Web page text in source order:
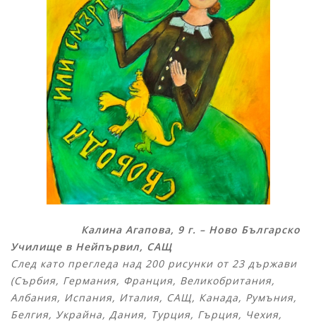
Калина Агапова, 9 г. – Ново Българско
Училище в Нейпървил, САЩ
След като прегледа над 200 рисунки от 23 държави
(Сърбия, Германия, Франция, Великобритания,
Албания, Испания, Италия, САЩ, Канада, Румъния,
Белгия, Украйна, Дания, Турция, Гърция, Чехия,